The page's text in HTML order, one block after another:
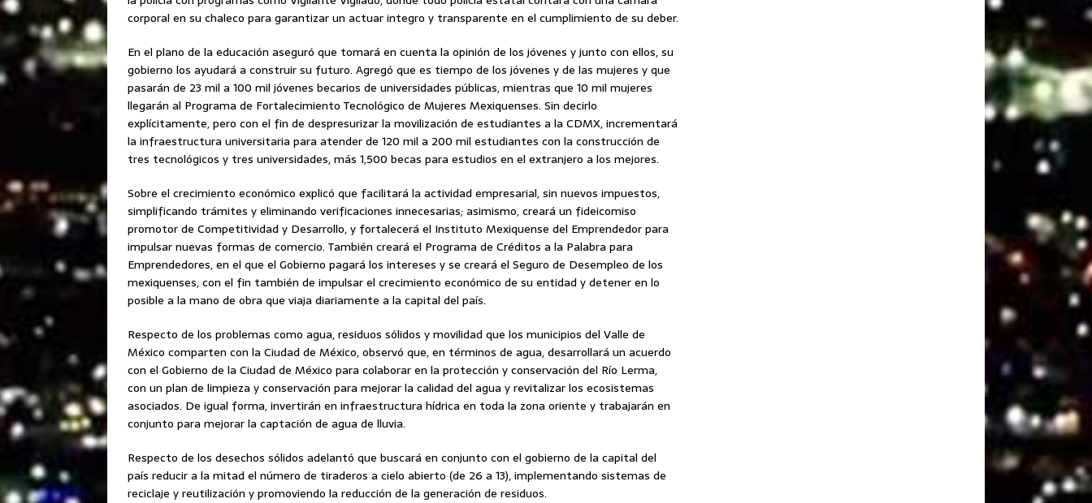
corporal en su chaleco para garantizar un actuar integro y transparente en el cumplimiento de su deber.
En el plano de la educación aseguró que tomará en cuenta la opinión de los jóvenes y junto con ellos, su
gobierno los ayudará a construir su futuro. Agregó que es tiempo de los jóvenes y de las mujeres y que
pasarán de 23 mil a 100 mil jóvenes becarios de universidades públicas, mientras que 10 mil mujeres
llegarán al Programa de Fortalecimiento Tecnológico de Mujeres Mexiquenses. Sin decirlo
explícitamente, pero con el fin de despresurizar la movilización de estudiantes a la CDMX, incrementará
la infraestructura universitaria para atender de 120 mil a 200 mil estudiantes con la construcción de
tres tecnológicos y tres universidades, más 1,500 becas para estudios en el extranjero a los mejores.
Sobre el crecimiento económico explicó que facilitará la actividad empresarial, sin nuevos impuestos,
simplificando trámites y eliminando verificaciones innecesarias; asimismo, creará un fideicomiso
promotor de Competitividad y Desarrollo, y fortalecerá el Instituto Mexiquense del Emprendedor para
impulsar nuevas formas de comercio. También creará el Programa de Créditos a la Palabra para
Emprendedores, en el que el Gobierno pagará los intereses y se creará el Seguro de Desempleo de los
mexiquenses, con el fin también de impulsar el crecimiento económico de su entidad y detener en lo
posible a la mano de obra que viaja diariamente a la capital del país.
Respecto de los problemas como agua, residuos sólidos y movilidad que los municipios del Valle de
México comparten con la Ciudad de México, observó que, en términos de agua, desarrollará un acuerdo
con el Gobierno de la Ciudad de México para colaborar en la protección y conservación del Río Lerma,
con un plan de limpieza y conservación para mejorar la calidad del agua y revitalizar los ecosistemas
asociados. De igual forma, invertirán en infraestructura hídrica en toda la zona oriente y trabajarán en
conjunto para mejorar la captación de agua de lluvia.
Respecto de los desechos sólidos adelantó que buscará en conjunto con el gobierno de la capital del
país reducir a la mitad el número de tiraderos a cielo abierto (de 26 a 13), implementando sistemas de
reciclaje y reutilización y promoviendo la reducción de la generación de residuos.